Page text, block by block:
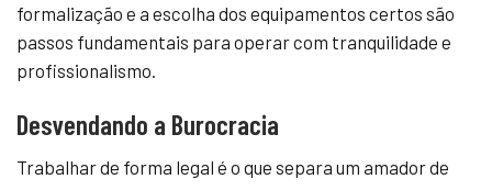
formalização e a escolha dos equipamentos certos são
passos fundamentais para operar com tranquilidade e
profissionalismo.
Desvendando a Burocracia
Trabalhar de forma legal é o que separa um amador de